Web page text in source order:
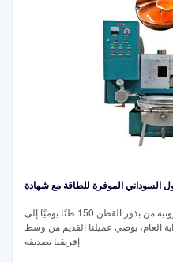
تهانينا! تم تصدير آلة عصر الزيت الحلزونية من بذور القطن 150 طنًا يوميًا إلى
العام، يوصي عميلنا القديم من وسط
إفريقيا بصديقه